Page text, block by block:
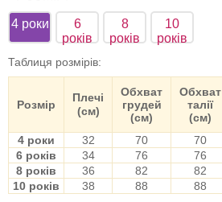
4 роки
6
років
8
років
10
років
Таблиця розмірів:
Розмір
Плечі
(см)
Обхват
грудей
(см)
Обхват
талії
(см)
4 роки 32 70 70
6 років
34 76 76
8 років
36 82 82
10 років
38 88 88